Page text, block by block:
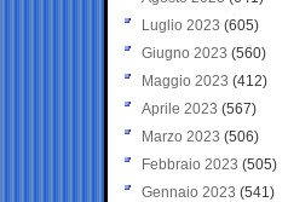
Luglio 2023 (605)
Giugno 2023 (560)
Maggio 2023 (412)
Aprile 2023 (567)
Marzo 2023 (506)
Febbraio 2023 (505)
Gennaio 2023 (541)